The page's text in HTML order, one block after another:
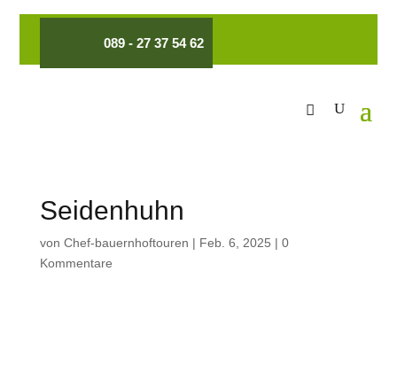
089 - 27 37 54 62
Seidenhuhn
von Chef-bauernhoftouren | Feb. 6, 2025 | 0
Kommentare